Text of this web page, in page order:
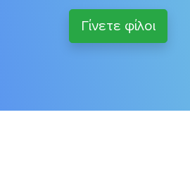
Γίνετε φίλοι